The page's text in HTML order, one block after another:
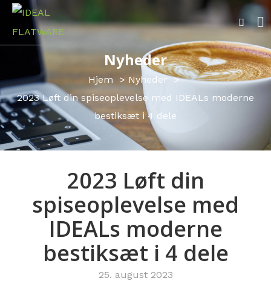
Nyheder
Hjem
Nyheder
2023 Løft din spiseoplevelse med IDEALs moderne
bestiksæt i 4 dele
2023 Løft din
spiseoplevelse med
IDEALs moderne
bestiksæt i 4 dele
25. august 2023